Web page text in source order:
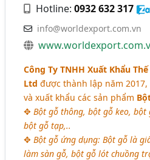
Hotline:0932 632 317
info@worldexport.com.vn
Công Ty TNHH Xuất Khẩu
Ltd được thành lập năm
và xuất khẩu các sản phẩm
✥Bột gỗ thông, bột gỗ keo, bột
bột gỗ tạp,..
✥Bột gỗ ứng dụng: Bột gỗ là
làm sàn gỗ, bột gỗ lót chuồng